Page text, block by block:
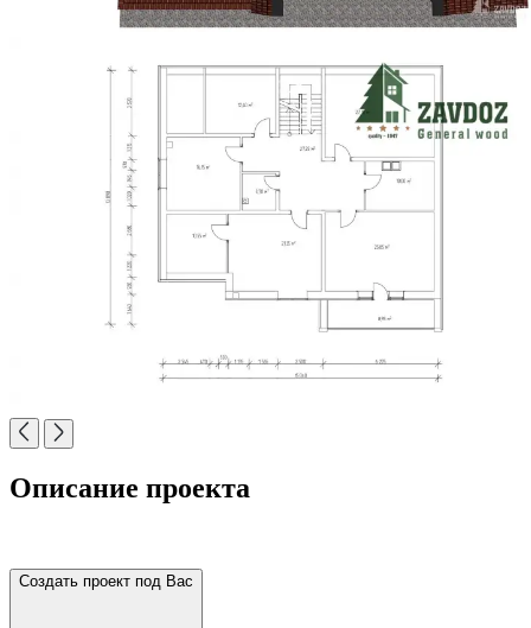
Описание проекта
Создать проект под Вас